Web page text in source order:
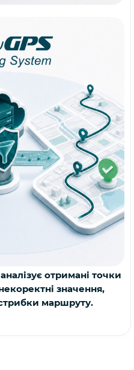
отримані точки
значення,
маршруту.